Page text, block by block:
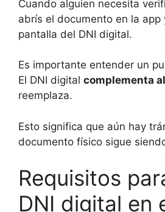
Cuando alguien necesita
abrís el documento en la app
pantalla del DNI digital.
Es importante entender un
El DNI digital complementa
reemplaza.
Esto significa que aún hay
documento físico sigue
Requisitos
DNI digital en